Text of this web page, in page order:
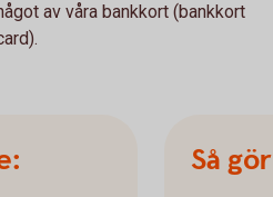
av våra bankkort (bankkort
Så